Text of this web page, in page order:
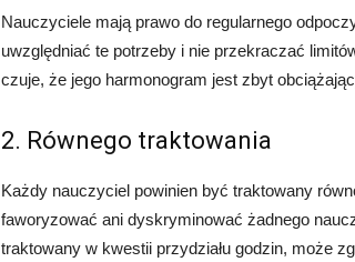
Nauczyciele mają prawo do regularnego
uwzględniać te potrzeby i nie przekraczać
czuje, że jego harmonogram jest zbyt
2. Równego traktowania
Każdy nauczyciel powinien być traktowany
faworyzować ani dyskryminować żadnego
traktowany w kwestii przydziału godzin, może